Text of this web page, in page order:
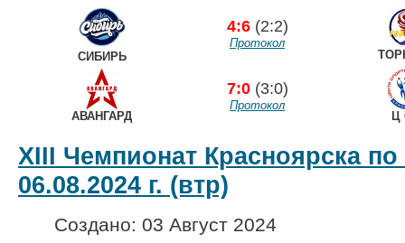
СИБИРЬ
4:6 (2:2)
Протокол
АВАНГАРД
7:0 (3:0)
Протокол
Ц
XIII Чемпионат Красноярска
06.08.2024 г. (втр)
Создано: 03 Август 2024